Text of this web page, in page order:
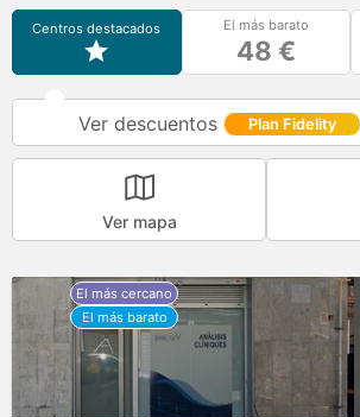
Centros destacados El más barato
48 €
Ver descuentos Plan Fidelity
Ver mapa